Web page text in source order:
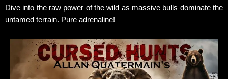
Dive into the raw power of the wild as massive bulls dominate the
untamed terrain. Pure adrenaline!